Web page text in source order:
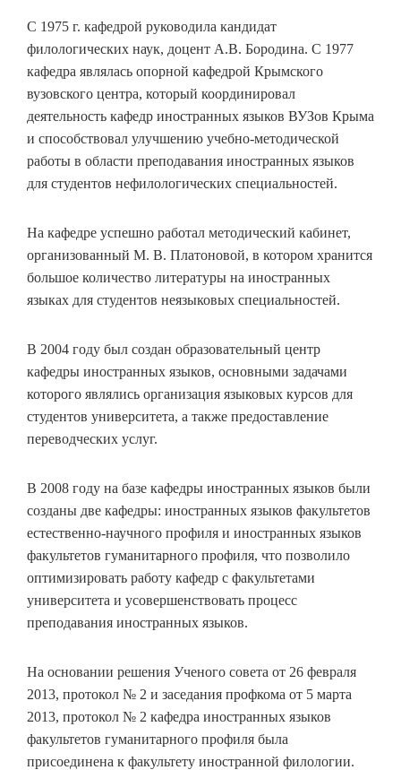
С 1975 г. кафедрой руководила кандидат
филологических наук, доцент А.В. Бородина. С 1977
кафедра являлась опорной кафедрой Крымского
вузовского центра, который координировал
деятельность кафедр иностранных языков ВУЗов Крыма
и способствовал улучшению учебно-методической
работы в области преподавания иностранных языков
для студентов нефилологических специальностей.
На кафедре успешно работал методический кабинет,
организованный М. В. Платоновой, в котором хранится
большое количество литературы на иностранных
языках для студентов неязыковых специальностей.
В 2004 году был создан образовательный центр
кафедры иностранных языков, основными задачами
которого являлись организация языковых курсов для
студентов университета, а также предоставление
переводческих услуг.
В 2008 году на базе кафедры иностранных языков были
созданы две кафедры: иностранных языков факультетов
естественно-научного профиля и иностранных языков
факультетов гуманитарного профиля, что позволило
оптимизировать работу кафедр с факультетами
университета и усовершенствовать процесс
преподавания иностранных языков.
На основании решения Ученого совета от 26 февраля
2013, протокол № 2 и заседания профкома от 5 марта
2013, протокол № 2 кафедра иностранных языков
факультетов гуманитарного профиля была
присоединена к факультету иностранной филологии.